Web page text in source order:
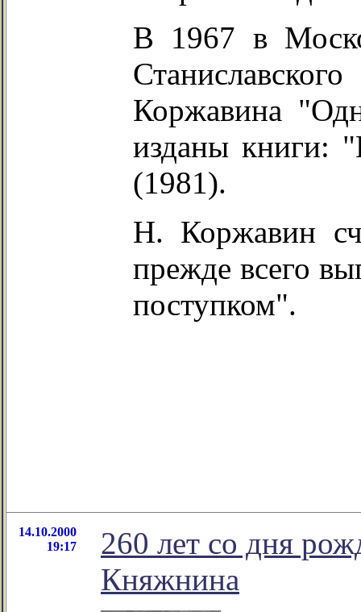
В 1967 в
Коржавина
изданы книги:
(1981).
Н. Коржавин
прежде всего
поступком".
14.10.2000
19:17
260 лет со дня
Княжнина